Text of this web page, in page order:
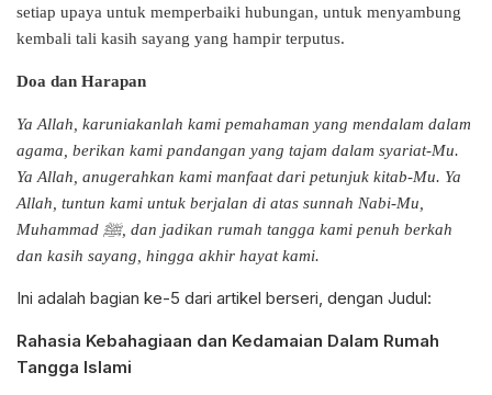
setiap upaya untuk memperbaiki hubungan, untuk menyambung
kembali tali kasih sayang yang hampir terputus.
Doa dan Harapan
Ya Allah, karuniakanlah kami pemahaman yang mendalam dalam
agama, berikan kami pandangan yang tajam dalam syariat-Mu.
Ya Allah, anugerahkan kami manfaat dari petunjuk kitab-Mu. Ya
Allah, tuntun kami untuk berjalan di atas sunnah Nabi-Mu,
Muhammad ﷺ, dan jadikan rumah tangga kami penuh berkah
dan kasih sayang, hingga akhir hayat kami.
Ini adalah bagian ke-5 dari artikel berseri, dengan Judul:
Rahasia Kebahagiaan dan Kedamaian Dalam Rumah
Tangga Islami